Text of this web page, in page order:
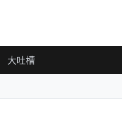
大吐槽